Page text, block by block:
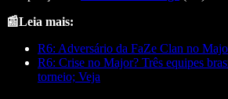
📰Leia mais:
R6: Adversário da FaZe Clan no
R6: Crise no Major? Três equipes
torneio; Veja